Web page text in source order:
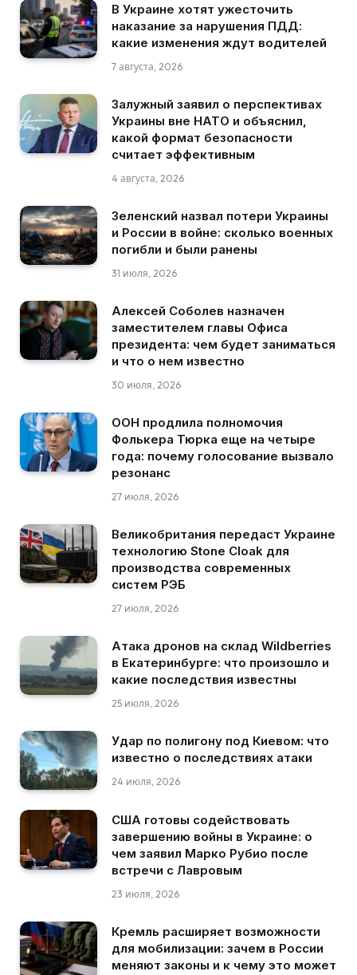
В Украине хотят ужесточить
наказание за нарушения ПДД:
какие изменения ждут водителей
7 августа, 2026
Залужный заявил о перспективах
Украины вне НАТО и объяснил,
какой формат безопасности
считает эффективным
4 августа, 2026
Зеленский назвал потери Украины
и России в войне: сколько военных
погибли и были ранены
31 июля, 2026
Алексей Соболев назначен
заместителем главы Офиса
президента: чем будет заниматься
и что о нем известно
30 июля, 2026
ООН продлила полномочия
Фолькера Тюрка еще на четыре
года: почему голосование вызвало
резонанс
27 июля, 2026
Великобритания передаст Украине
технологию Stone Cloak для
производства современных
систем РЭБ
27 июля, 2026
Атака дронов на склад Wildberries
в Екатеринбурге: что произошло и
какие последствия известны
25 июля, 2026
Удар по полигону под Киевом: что
известно о последствиях атаки
24 июля, 2026
США готовы содействовать
завершению войны в Украине: о
чем заявил Марко Рубио после
встречи с Лавровым
23 июля, 2026
Кремль расширяет возможности
для мобилизации: зачем в России
меняют законы и к чему это может